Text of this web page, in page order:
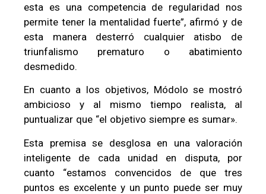
esta es una competencia de regularidad nos
permite tener la mentalidad fuerte”, afirmó y de
esta manera desterró cualquier atisbo de
triunfalismo prematuro o abatimiento
desmedido.
En cuanto a los objetivos, Módolo se mostró
ambicioso y al mismo tiempo realista, al
puntualizar que “el objetivo siempre es sumar».
Esta premisa se desglosa en una valoración
inteligente de cada unidad en disputa, por
cuanto “estamos convencidos de que tres
puntos es excelente y un punto puede ser muy